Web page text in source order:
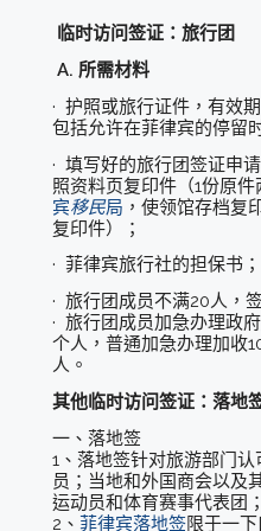
临时访问签证：旅行团
A. 所需材料
· 护照或旅行证件，有效
包括允许在菲律宾的停留
· 填写好的旅行团签证申
照资料页复印件（1份原
宾移民局 ，使领馆存档复
复印件）；
· 菲律宾旅行社的担保书；
· 旅行团成员不满20人，
· 旅行团成员加急办理政
个人，普通加急办理加收
人。
其他临时访问签证：落地
一、落地签
1、落地签针对旅游部门
员；当地和外国商会以及
运动员和体育赛事代表团
2、 菲律宾落地签限于一